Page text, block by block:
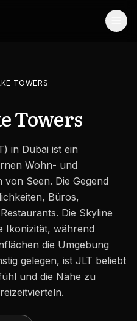
TOWERS
Towers
in Dubai ist ein
Wohn- und
Seen. Die Gegend
Büros,
Die Skyline
Ikonizität, während
die Umgebung
gelegen, ist JLT beliebt
und die Nähe zu